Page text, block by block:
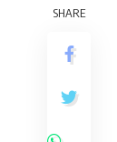
SHARE